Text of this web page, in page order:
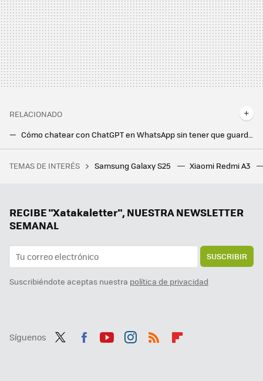
RELACIONADO
Cómo chatear con ChatGPT en WhatsApp sin tener que guardar ningún número de teléfono en la agenda
Tenemos un problema con el futuro del cemento y con el exceso de plástico. A alguien se le ha ocurrido lo más obvio
TEMAS DE INTERÉS Samsung Galaxy S25 Xiaomi Redmi A3
RECIBE "Xatakaletter", NUESTRA NEWSLETTER
SEMANAL
SUSCRIBIR
Suscribiéndote aceptas nuestra política de privacidad
Síguenos